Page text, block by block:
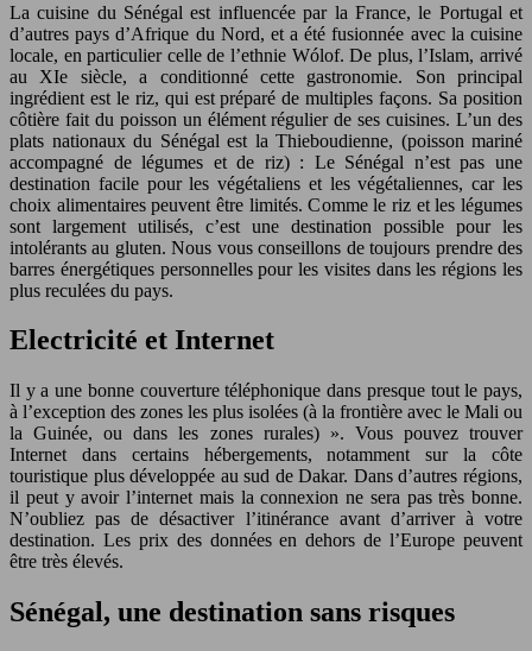
La cuisine du Sénégal est influencée par la France, le Portugal et
d’autres pays d’Afrique du Nord, et a été fusionnée avec la cuisine
locale, en particulier celle de l’ethnie Wólof. De plus, l’Islam, arrivé
au XIe siècle, a conditionné cette gastronomie. Son principal
ingrédient est le riz, qui est préparé de multiples façons. Sa position
côtière fait du poisson un élément régulier de ses cuisines. L’un des
plats nationaux du Sénégal est la Thieboudienne, (poisson mariné
accompagné de légumes et de riz) : Le Sénégal n’est pas une
destination facile pour les végétaliens et les végétaliennes, car les
choix alimentaires peuvent être limités. Comme le riz et les légumes
sont largement utilisés, c’est une destination possible pour les
intolérants au gluten. Nous vous conseillons de toujours prendre des
barres énergétiques personnelles pour les visites dans les régions les
plus reculées du pays.
Electricité et Internet
Il y a une bonne couverture téléphonique dans presque tout le pays,
à l’exception des zones les plus isolées (à la frontière avec le Mali ou
la Guinée, ou dans les zones rurales) ». Vous pouvez trouver
Internet dans certains hébergements, notamment sur la côte
touristique plus développée au sud de Dakar. Dans d’autres régions,
il peut y avoir l’internet mais la connexion ne sera pas très bonne.
N’oubliez pas de désactiver l’itinérance avant d’arriver à votre
destination. Les prix des données en dehors de l’Europe peuvent
être très élevés.
Sénégal, une destination sans risques